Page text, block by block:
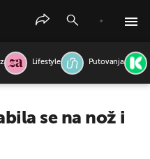
Lifestyle Putovanja
se na nož i